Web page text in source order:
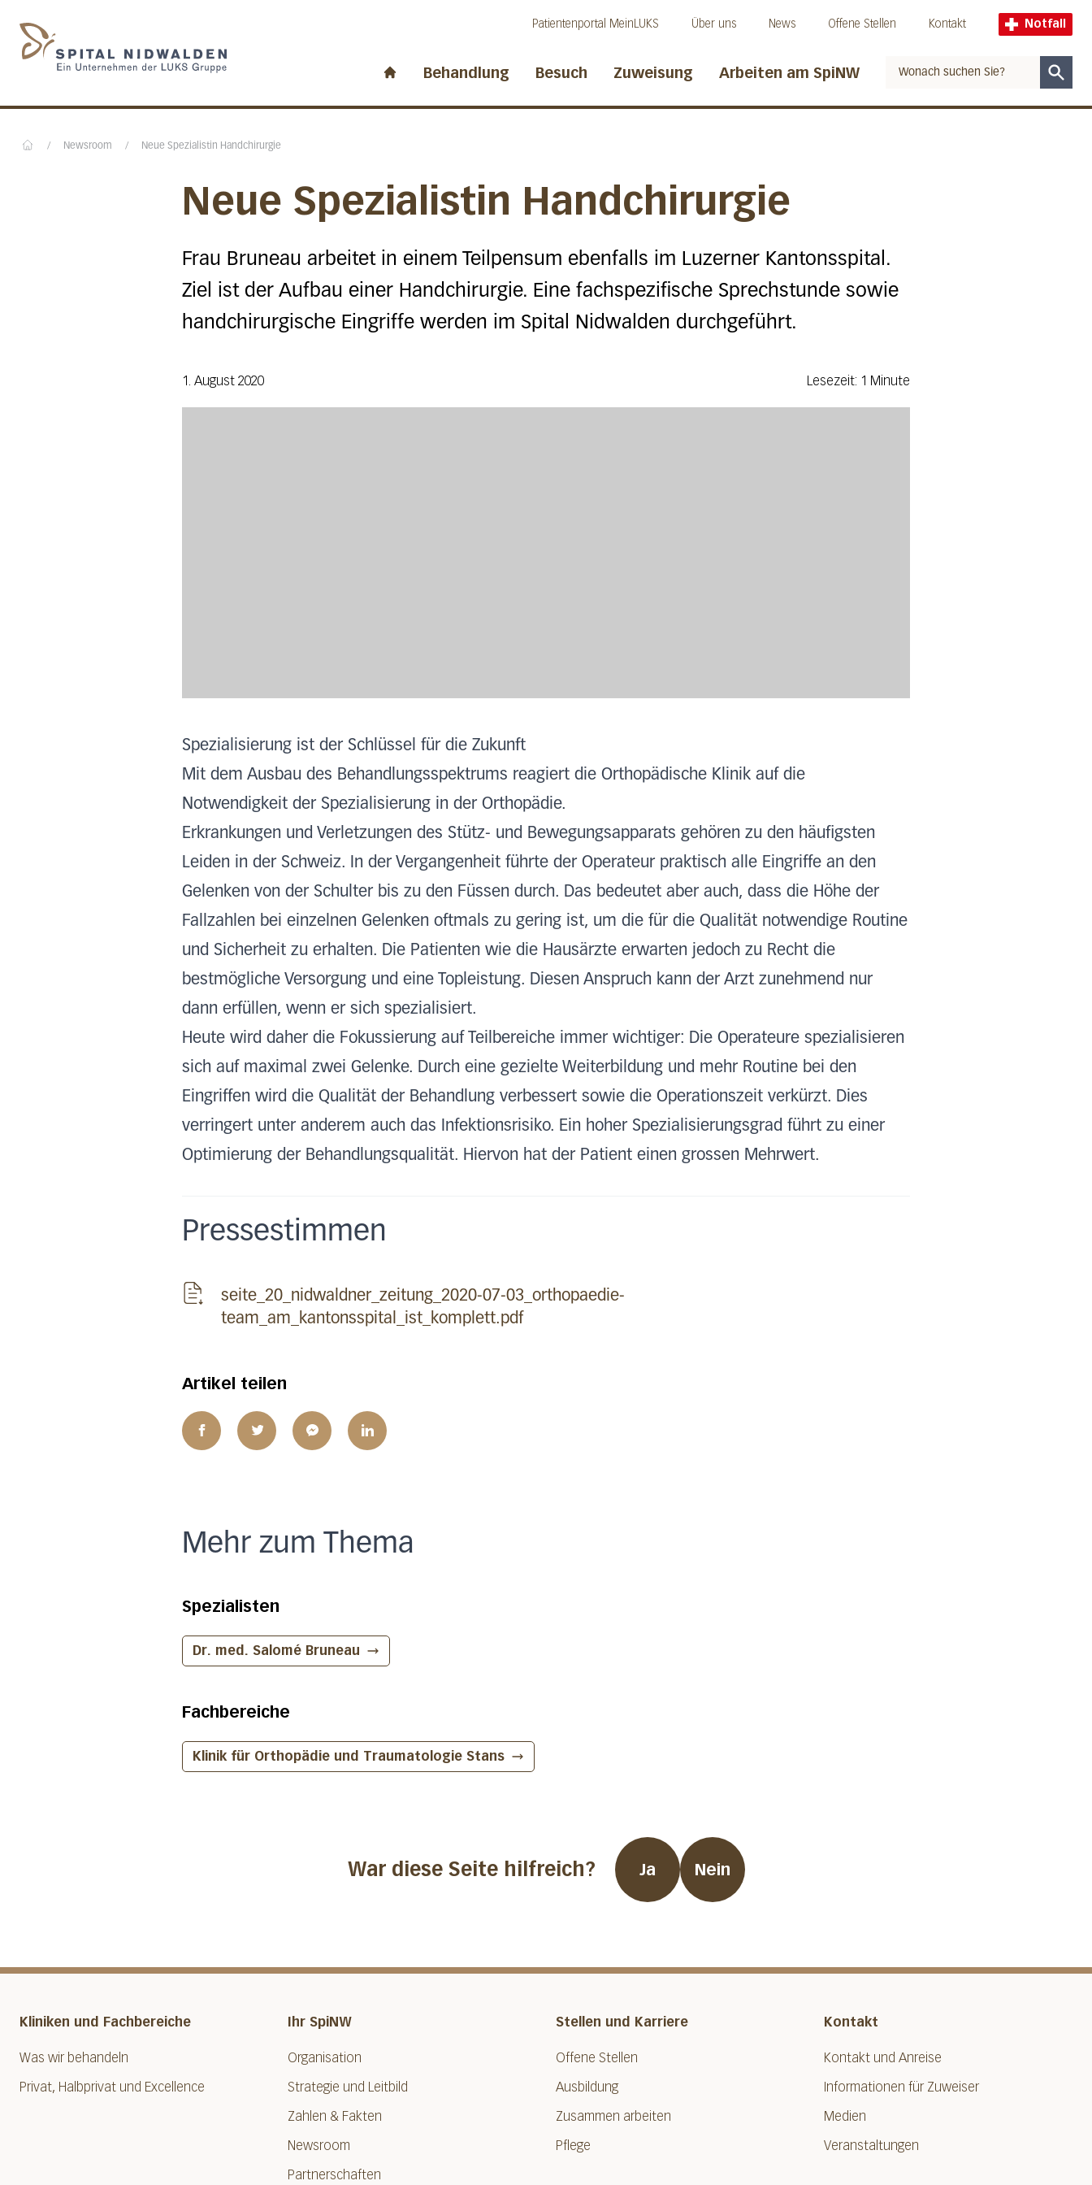
Patientenportal MeinLUKS Über uns News Offene Stellen Kontakt Notfall
Behandlung Besuch Zuweisung Arbeiten am SpiNW
/ Newsroom / Neue Spezialistin Handchirurgie
Neue Spezialistin Handchirurgie
Frau Bruneau arbeitet in einem Teilpensum ebenfalls im Luzerner Kantonsspital.
Ziel ist der Aufbau einer Handchirurgie. Eine fachspezifische Sprechstunde sowie
handchirurgische Eingriffe werden im Spital Nidwalden durchgeführt.
1. August 2020 Lesezeit: 1 Minute
Spezialisierung ist der Schlüssel für die Zukunft
Mit dem Ausbau des Behandlungsspektrums reagiert die Orthopädische Klinik auf die
Notwendigkeit der Spezialisierung in der Orthopädie.
Erkrankungen und Verletzungen des Stütz- und Bewegungsapparats gehören zu den häufigsten
Leiden in der Schweiz. In der Vergangenheit führte der Operateur praktisch alle Eingriffe an den
Gelenken von der Schulter bis zu den Füssen durch. Das bedeutet aber auch, dass die Höhe der
Fallzahlen bei einzelnen Gelenken oftmals zu gering ist, um die für die Qualität notwendige Routine
und Sicherheit zu erhalten. Die Patienten wie die Hausärzte erwarten jedoch zu Recht die
bestmögliche Versorgung und eine Topleistung. Diesen Anspruch kann der Arzt zunehmend nur
dann erfüllen, wenn er sich spezialisiert.
Heute wird daher die Fokussierung auf Teilbereiche immer wichtiger: Die Operateure spezialisieren
sich auf maximal zwei Gelenke. Durch eine gezielte Weiterbildung und mehr Routine bei den
Eingriffen wird die Qualität der Behandlung verbessert sowie die Operationszeit verkürzt. Dies
verringert unter anderem auch das Infektionsrisiko. Ein hoher Spezialisierungsgrad führt zu einer
Optimierung der Behandlungsqualität. Hiervon hat der Patient einen grossen Mehrwert.
Pressestimmen
seite_20_nidwaldner_zeitung_2020-07-03_orthopaedie-
team_am_kantonsspital_ist_komplett.pdf
Artikel teilen
Mehr zum Thema
Spezialisten
Dr. med. Salomé Bruneau
Fachbereiche
Klinik für Orthopädie und Traumatologie Stans
War diese Seite hilfreich? Ja Nein
Kliniken und Fachbereiche
Was wir behandeln
Privat, Halbprivat und Excellence
Ihr SpiNW
Organisation
Strategie und Leitbild
Zahlen & Fakten
Newsroom
Partnerschaften
Stellen und Karriere
Offene Stellen
Ausbildung
Zusammen arbeiten
Pflege
Kontakt
Kontakt und Anreise
Informationen für Zuweiser
Medien
Veranstaltungen